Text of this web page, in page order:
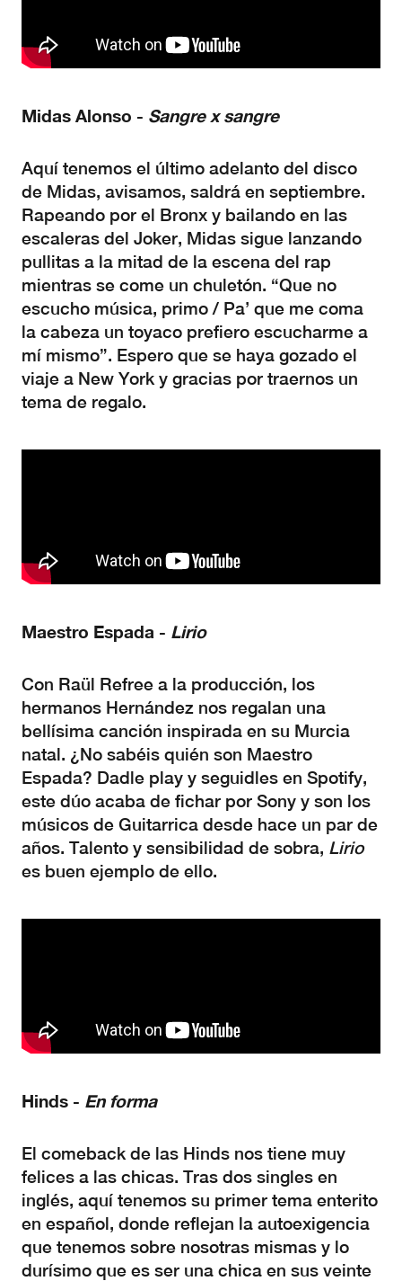
Midas Alonso - Sangre x sangre
Aquí tenemos el último adelanto del disco
de Midas, avisamos, saldrá en septiembre.
Rapeando por el Bronx y bailando en las
escaleras del Joker, Midas sigue lanzando
pullitas a la mitad de la escena del rap
mientras se come un chuletón. “Que no
escucho música, primo / Pa’ que me coma
la cabeza un toyaco prefiero escucharme a
mí mismo”. Espero que se haya gozado el
viaje a New York y gracias por traernos un
tema de regalo.
Maestro Espada - Lirio
Con Raül Refree a la producción, los
hermanos Hernández nos regalan una
bellísima canción inspirada en su Murcia
natal. ¿No sabéis quién son Maestro
Espada? Dadle play y seguidles en Spotify,
este dúo acaba de fichar por Sony y son los
músicos de Guitarrica desde hace un par de
años. Talento y sensibilidad de sobra, Lirio
es buen ejemplo de ello.
Hinds - En forma
El comeback de las Hinds nos tiene muy
felices a las chicas. Tras dos singles en
inglés, aquí tenemos su primer tema enterito
en español, donde reflejan la autoexigencia
que tenemos sobre nosotras mismas y lo
durísimo que es ser una chica en sus veinte